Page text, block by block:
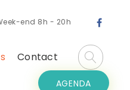
end 8h - 20h
Contact
AGENDA